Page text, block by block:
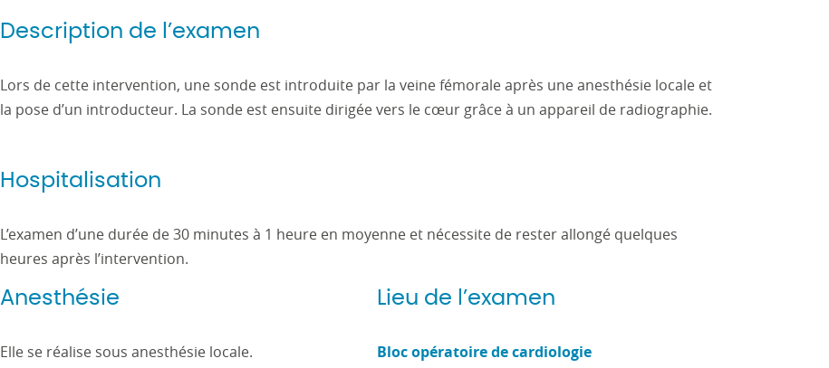
Description de l’examen
Lors de cette intervention, une sonde est introduite par la veine fémorale après une anesthésie locale et
la pose d’un introducteur. La sonde est ensuite dirigée vers le cœur grâce à un appareil de radiographie.
Hospitalisation
L’examen d’une durée de 30 minutes à 1 heure en moyenne et nécessite de rester allongé quelques
heures après l’intervention.
Anesthésie
Elle se réalise sous anesthésie locale.
Lieu de l’examen
Bloc opératoire de cardiologie